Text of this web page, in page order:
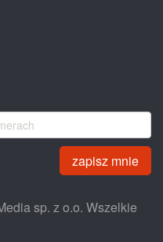
zapisz mnie
sp. z o.o. Wszelkie